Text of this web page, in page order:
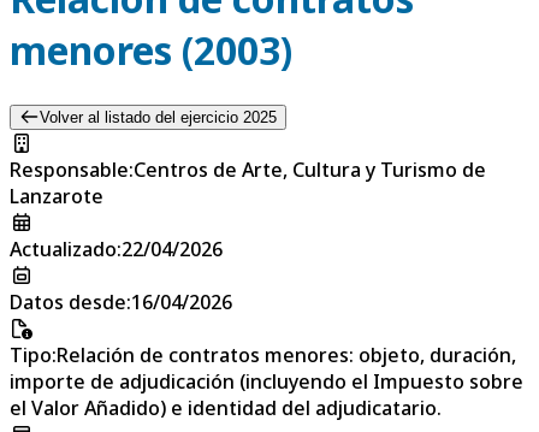
menores (2003)
Volver al listado del ejercicio 2025
Responsable:Centros de Arte, Cultura y Turismo de
Lanzarote
Actualizado:22/04/2026
Datos desde:16/04/2026
Tipo:Relación de contratos menores: objeto, duración,
importe de adjudicación (incluyendo el Impuesto sobre
el Valor Añadido) e identidad del adjudicatario.